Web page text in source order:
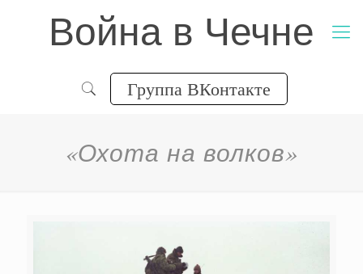
Война в Чечне
Группа ВКонтакте
«Охота на волков»